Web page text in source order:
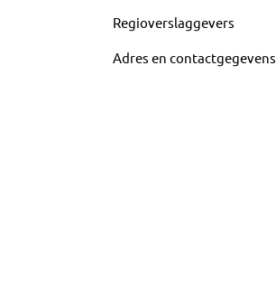
Regioverslaggevers
Adres en contactgegevens